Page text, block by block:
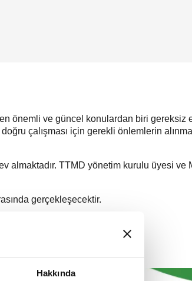
Hakkında
önemli ve güncel konulardan biri gereksiz
çalışması için gerekli önlemlerin
almaktadır. TTMD yönetim kurulu üyesi ve
gerçekleşecektir.